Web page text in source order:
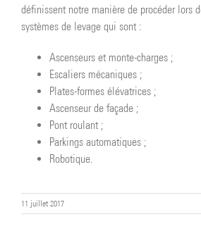
définissent notre manière de procéder lors
systèmes de levage qui sont :
Ascenseurs et monte-charges ;
Escaliers mécaniques ;
Plates-formes élévatrices ;
Ascenseur de façade ;
Pont roulant ;
Parkings automatiques ;
Robotique.
11 juillet 2017